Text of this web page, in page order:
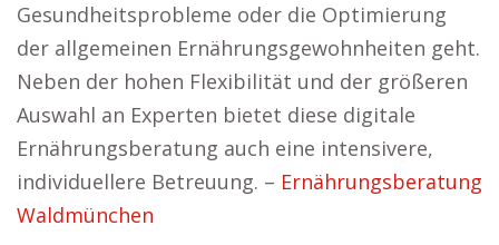
Gesundheitsprobleme oder die Optimierung
der allgemeinen Ernährungsgewohnheiten geht.
Neben der hohen Flexibilität und der größeren
Auswahl an Experten bietet diese digitale
Ernährungsberatung auch eine intensivere,
individuellere Betreuung. – Ernährungsberatung
Waldmünchen